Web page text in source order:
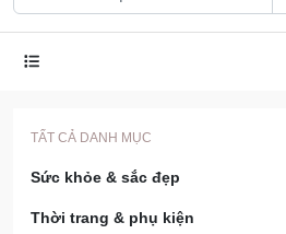
TẤT CẢ DANH MỤC
Sức khỏe & sắc đẹp
Thời trang & phụ kiện